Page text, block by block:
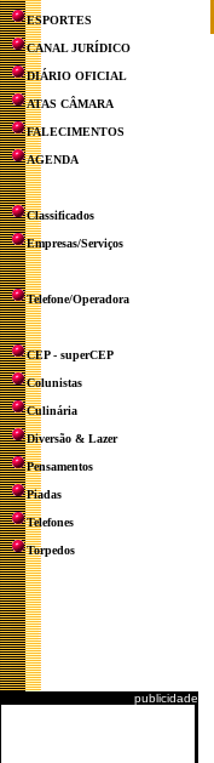
ESPORTES
CANAL JURÍDICO
DIÁRIO OFICIAL
ATAS CÂMARA
FALECIMENTOS
AGENDA
Classificados
Empresas/Serviços
Telefone/Operadora
CEP - superCEP
Colunistas
Culinária
Diversão & Lazer
Pensamentos
Piadas
Telefones
Torpedos
publicidade